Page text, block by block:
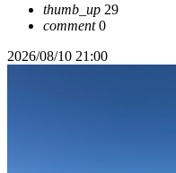
thumb_up 29
comment0
2026/08/10 21:00